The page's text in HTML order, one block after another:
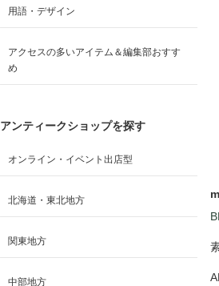
用語・デザイン
アクセスの多いアイテム＆編集部おすす
め
アンティークショップを探す
オンライン・イベント出店型
北海道・東北地方
関東地方
中部地方